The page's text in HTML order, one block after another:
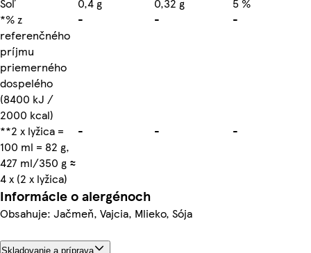
*% z
referenčného
príjmu
priemerného
dospelého
(8400 kJ /
2000 kcal)
- - -
**2 x lyžica =
100 ml = 82 g,
427 ml/350 g ≈
4 x (2 x lyžica)
- - -
Informácie o alergénoch
Obsahuje: Jačmeň, Vajcia, Mlieko, Sója
Skladovanie a príprava